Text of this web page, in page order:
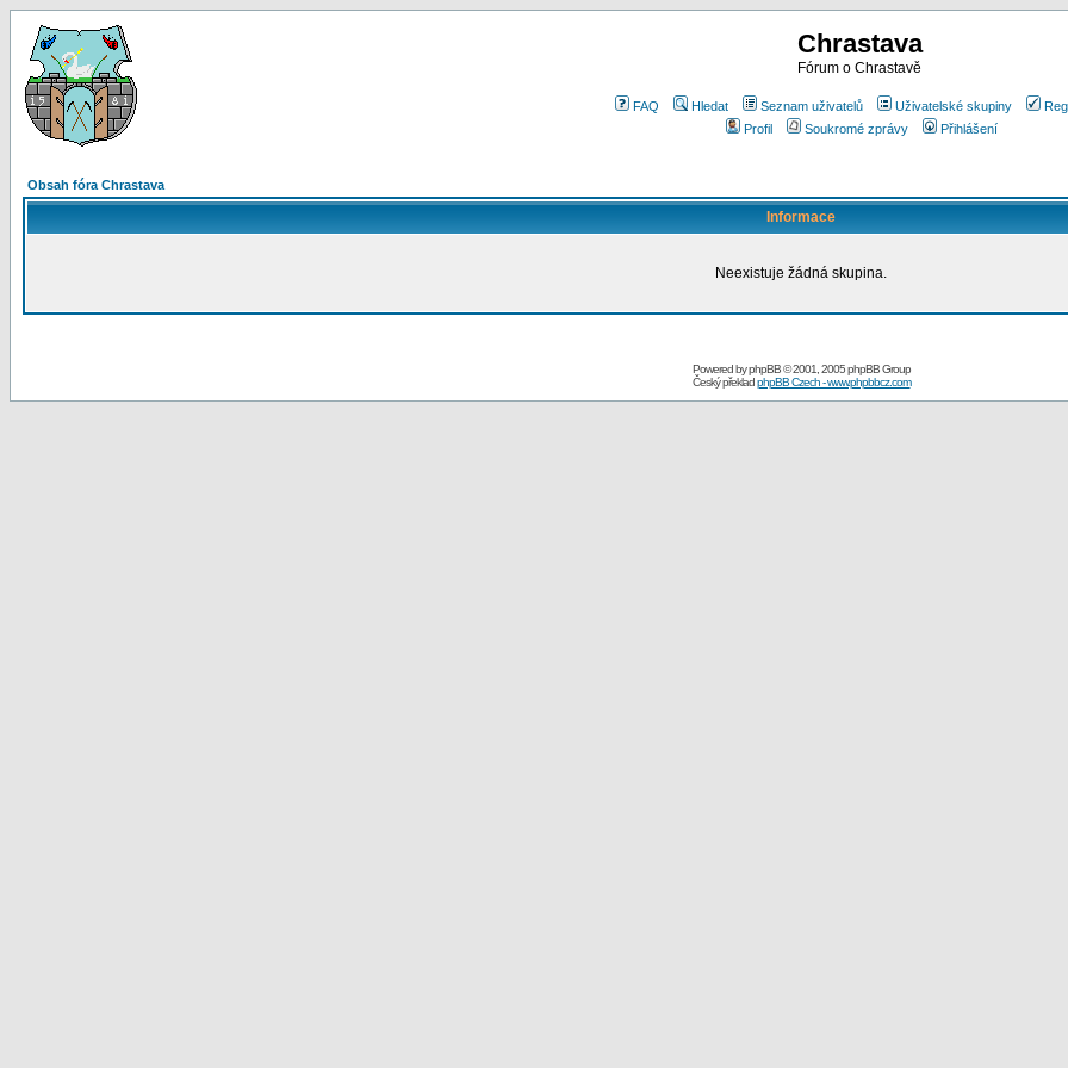
Chrastava
Fórum o Chrastavě
FAQ Hledat Seznam uživatelů Uživatelské skupiny
Profil
Soukromé zprávy Přihlášení
Obsah fóra Chrastava
Informace
Neexistuje žádná skupina.
Powered byphpBB© 2001, 2005 phpBB Group
Český překladphpBB Czech - www.phpbbcz.com